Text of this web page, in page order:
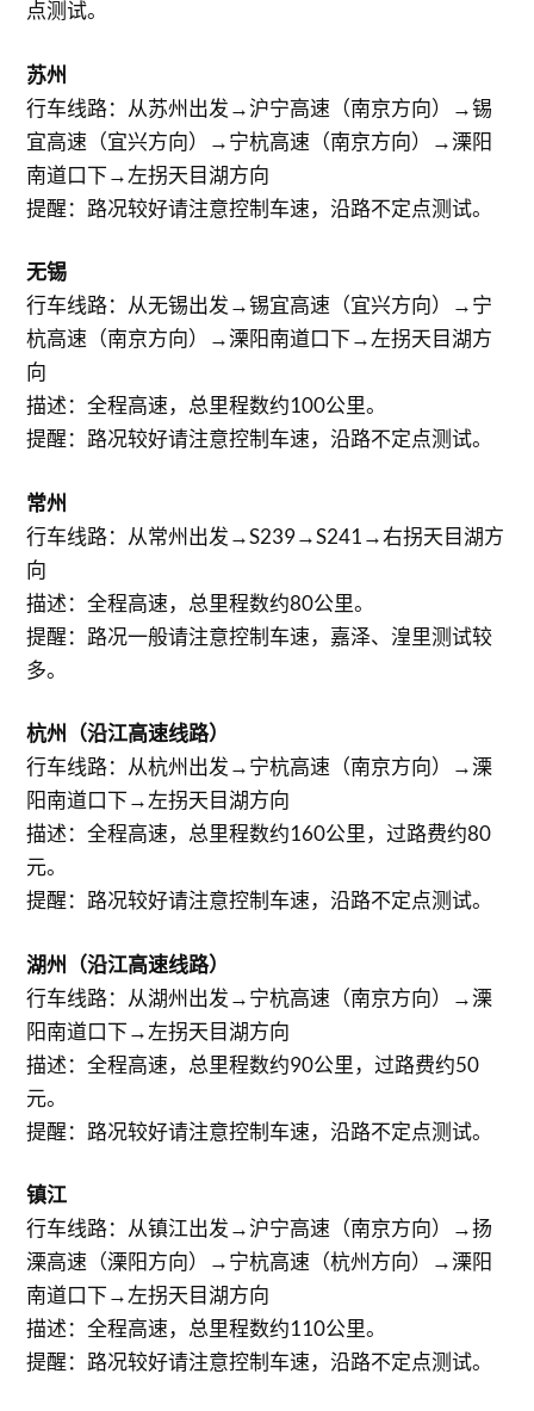
点测试。
苏州
行车线路：从苏州出发→沪宁高速（南京方向）→锡
宜高速（宜兴方向）→宁杭高速（南京方向）→溧阳
南道口下→左拐天目湖方向
提醒：路况较好请注意控制车速，沿路不定点测试。
无锡
行车线路：从无锡出发→锡宜高速（宜兴方向）→宁
杭高速（南京方向）→溧阳南道口下→左拐天目湖方
向
描述：全程高速，总里程数约100公里。
提醒：路况较好请注意控制车速，沿路不定点测试。
常州
行车线路：从常州出发→S239→S241→右拐天目湖方
向
描述：全程高速，总里程数约80公里。
提醒：路况一般请注意控制车速，嘉泽、湟里测试较
多。
杭州（沿江高速线路）
行车线路：从杭州出发→宁杭高速（南京方向）→溧
阳南道口下→左拐天目湖方向
描述：全程高速，总里程数约160公里，过路费约80
元。
提醒：路况较好请注意控制车速，沿路不定点测试。
湖州（沿江高速线路）
行车线路：从湖州出发→宁杭高速（南京方向）→溧
阳南道口下→左拐天目湖方向
描述：全程高速，总里程数约90公里，过路费约50
元。
提醒：路况较好请注意控制车速，沿路不定点测试。
镇江
行车线路：从镇江出发→沪宁高速（南京方向）→扬
溧高速（溧阳方向）→宁杭高速（杭州方向）→溧阳
南道口下→左拐天目湖方向
描述：全程高速，总里程数约110公里。
提醒：路况较好请注意控制车速，沿路不定点测试。